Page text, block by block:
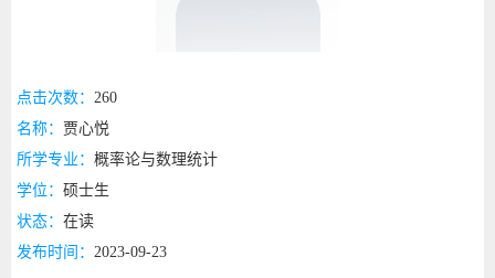
点击次数： 260
名称： 贾心悦
所学专业： 概率论与数理统计
学位： 硕士生
状态： 在读
发布时间： 2023-09-23